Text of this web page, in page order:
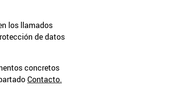
los llamados
de datos
concretos
Contacto.